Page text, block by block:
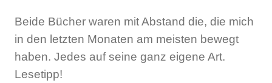
Beide Bücher waren mit Abstand die, die mich
in den letzten Monaten am meisten bewegt
haben. Jedes auf seine ganz eigene Art.
Lesetipp!